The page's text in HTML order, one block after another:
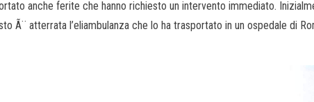
anche ferite che hanno richiesto un intervento immediato.
Ã¨ atterrata l’eliambulanza che lo ha trasportato in un ospedale di